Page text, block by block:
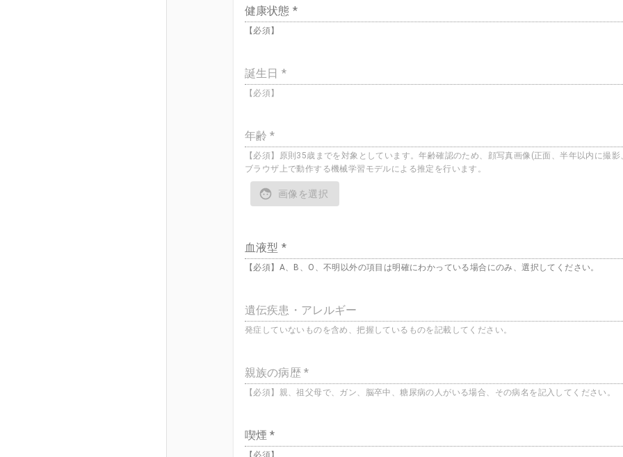
健康状態 *
【必須】
誕生日 *
【必須】
年齢 *
【必須】原則35歳までを対象としています。年齢確認のため、顔写真画像(正面、半年以内に撮
ブラウザ上で動作する機械学習モデルによる推定を行います。
画像を選択
血液型 *
【必須】A、B、O、不明以外の項目は明確にわかっている場合にのみ、選択してください。
遺伝疾患・アレルギー
発症していないものを含め、把握しているものを記載してください。
親族の病歴 *
【必須】親、祖父母で、ガン、脳卒中、糖尿病の人がいる場合、その病名を記入してください。
喫煙 *
【必須】